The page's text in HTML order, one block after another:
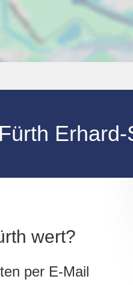
Fürth
wert?
per E-Mail